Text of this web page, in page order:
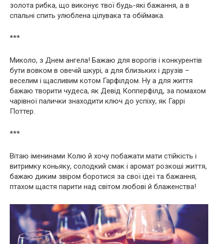
золота рибка, що виконує твої будь-які бажання, а в
спальні спить улюблена цілувака та обіймака.
***
Миколо, з Днем ангела! Бажаю для ворогів і конкурентів
бути вовком в овечій шкурі, а для близьких і друзів –
веселим і щасливим котом Гарфілдом. Ну а для життя
бажаю творити чудеса, як Девід Копперфілд, за помахом
чарівної палички знаходити ключ до успіху, як Гаррі
Поттер.
***
Вітаю іменинами Колю й хочу побажати мати стійкість і
витримку коньяку, солодкий смак і аромат розкоші життя,
бажаю диким звіром боротися за свої ідеї та бажання,
птахом щастя парити над світом любові й блаженства!